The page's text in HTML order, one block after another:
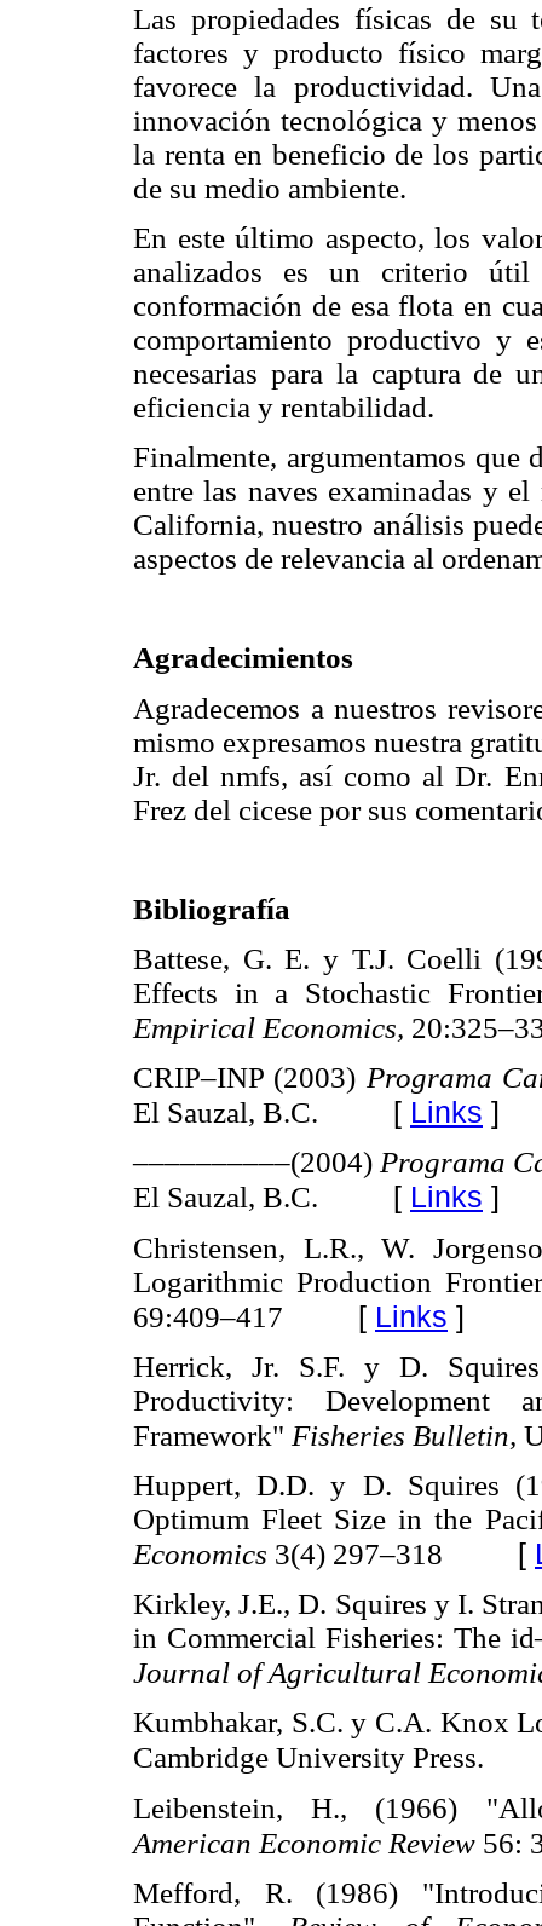
Las propiedades físicas de su
factores y producto físico
favorece la productividad.
innovación tecnológica y
la renta en beneficio de los
de su medio ambiente.
En este último aspecto, los
analizados es un criterio
conformación de esa flota en
comportamiento productivo y
necesarias para la captura de
eficiencia y rentabilidad.
Finalmente, argumentamos que
entre las naves examinadas y
California, nuestro análisis
aspectos de relevancia al
Agradecimientos
Agradecemos a nuestros
mismo expresamos nuestra
Jr. del nmfs, así como al Dr.
Frez del cicese por sus
Bibliografía
Battese, G. E. y T.J. Coelli
Effects in a Stochastic
Empirical Economics,
CRIP–INP (2003) Programa
El Sauzal, B.C.
[ Links ]
––––––––––(2004) Programa
El Sauzal, B.C.
[ Links ]
Christensen, L.R., W.
Logarithmic Production
69:409–417
[ Links ]
Herrick, Jr. S.F. y D.
Productivity: Development
Framework" Fisheries Bulletin,
Huppert, D.D. y D. Squires
Optimum Fleet Size in the
Economics 3(4) 297–318 [
Kirkley, J.E., D. Squires y I.
in Commercial Fisheries: The
Journal of Agricultural
Kumbhakar, S.C. y C.A. Knox
Cambridge University Press.
Leibenstein, H., (1966)
American Economic Review 56:
Mefford, R. (1986)